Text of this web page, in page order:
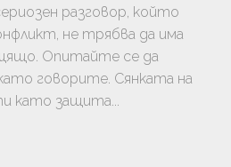
разговор, който
не трябва да има
Опитайте се да
говорите. Сянката на
като защита...